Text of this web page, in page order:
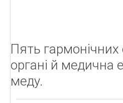
Пять гармонічних
органі й медична
меду.